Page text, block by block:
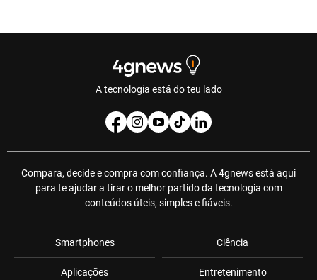
A tecnologia está do teu lado
Compara, decide e compra com confiança. A 4gnews está aqui
para te ajudar a tirar o melhor partido da tecnologia com
conteúdos úteis, simples e fiáveis.
Smartphones
Aplicações
Ciência
Entretenimento